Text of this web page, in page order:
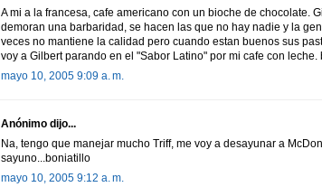
A mi a la francesa, cafe americano con un bioche de chocolate.
demoran una barbaridad, se hacen las que no hay nadie y la
veces no mantiene la calidad pero cuando estan buenos sus
voy a Gilbert parando en el "Sabor Latino" por mi cafe con leche.
mayo 10, 2005 9:09 a. m.
Anónimo dijo...
Na, tengo que manejar mucho Triff, me voy a desayunar a
sayuno...boniatillo
mayo 10, 2005 9:12 a. m.